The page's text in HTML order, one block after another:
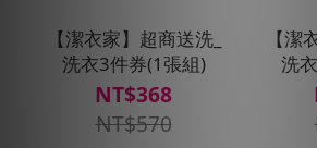
【潔衣家】超商送洗_
洗衣3件券(1張組)
NT$368
NT$570
【潔
洗